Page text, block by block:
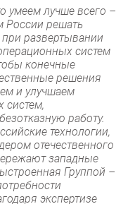
умеем лучше всего –
России решать
развертывании
систем
конечные
решения
и улучшаем
систем,
работу.
технологии,
отечественного
западные
Группой –
экспертизе